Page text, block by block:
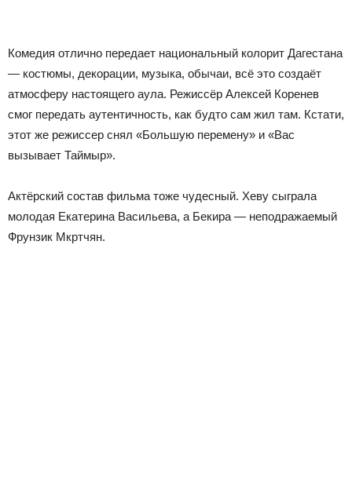
Комедия отлично передает национальный колорит Дагестана
— костюмы, декорации, музыка, обычаи, всё это создаёт
атмосферу настоящего аула. Режиссёр Алексей Коренев
смог передать аутентичность, как будто сам жил там. Кстати,
этот же режиссер снял «Большую перемену» и «Вас
вызывает Таймыр».
Актёрский состав фильма тоже чудесный. Хеву сыграла
молодая Екатерина Васильева, а Бекира — неподражаемый
Фрунзик Мкртчян.